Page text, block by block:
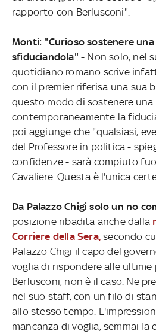
rapporto con Berlusconi".
Monti: "Curioso sostenere
sfiduciandola" - Non solo, nel
quotidiano romano scrive
con il premier riferisa una sua
questo modo di sostenere
contemporaneamente la
poi aggiunge che "qualsiasi,
del Professore in politica -
confidenze - sarà compiuto
Cavaliere. Questa è l'unica
Da Palazzo Chigi solo un no
posizione ribadita anche dalla
Corriere della Sera,secondo
Palazzo Chigi il capo del
voglia di rispondere alle ultime
Berlusconi, non è il caso. Ne
nel suo staff, con un filo di
allo stesso tempo.
mancanza di voglia, semmai la